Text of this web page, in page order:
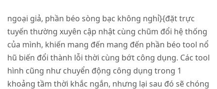
ngoại giả, phần béo sòng bạc không nghỉ}{đặt trực
tuyến thường xuyên cập nhật cùng chũm đổi hệ thống
của mình, khiến mang đến mang đến phần béo tool nổ
hũ biến đổi thành lỗi thời cùng bớt công dụng. Các tool
hình cũng như chuyển động công dụng trong 1
khoảng tầm thời khắc ngắn, nhưng lại sau đó sẽ chóng